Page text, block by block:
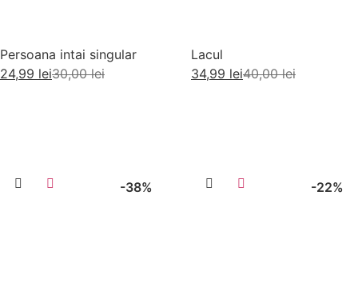
Persoana intai singular
30,00lei
24,99 lei
Lacul
40,00lei
34,99 lei
-38% -22%